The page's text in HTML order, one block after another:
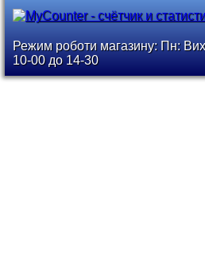
Режим роботи магазину: Пн:
10-00 до 14-30